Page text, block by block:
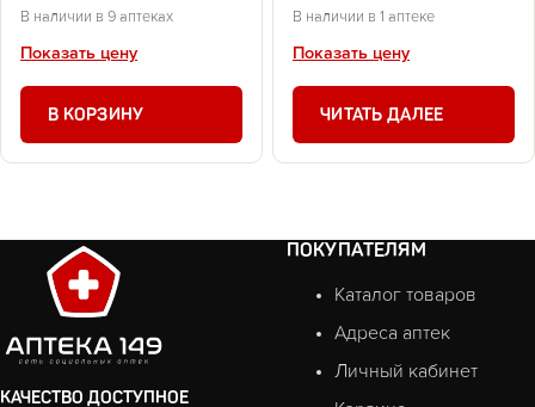
В наличии в 9 аптеках
Показать цену
В КОРЗИНУ
В наличии в 1 аптеке
Показать цену
ЧИТАТЬ ДАЛЕЕ
КАЧЕСТВО ДОСТУПНОЕ
ПОКУПАТЕЛЯМ
Каталог товаров
Адреса аптек
Личный кабинет